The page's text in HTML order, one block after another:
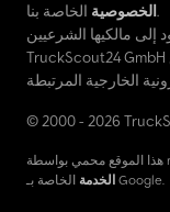
الخصوصيةالخاصة بنا.
TruckScout24 GmbH لا يتحمل المسؤولية عن محتوى المواقع
© 2000 - 2026
الخدمة الخاصة بـ Google.